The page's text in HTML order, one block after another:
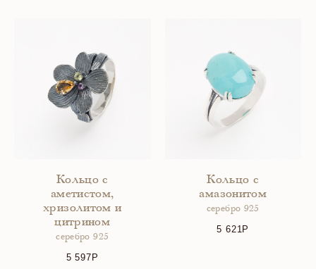
Кольцо с
аметистом,
хризолитом и
цитрином
серебро 925
5 597
Кольцо с
амазонитом
серебро 925
5 621